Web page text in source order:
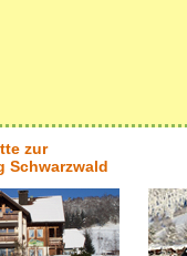
zur
Schwarzwald